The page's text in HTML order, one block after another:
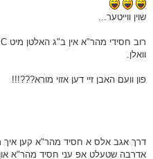
שוין ווייטער...
וואלן.
פון וועם האבן זיי דען אזוי מורא???!!!
דרך אגב אלס א חסיד מהר"א קען איך
אדרבה שטעלט אפ עני חסיד מהר"א